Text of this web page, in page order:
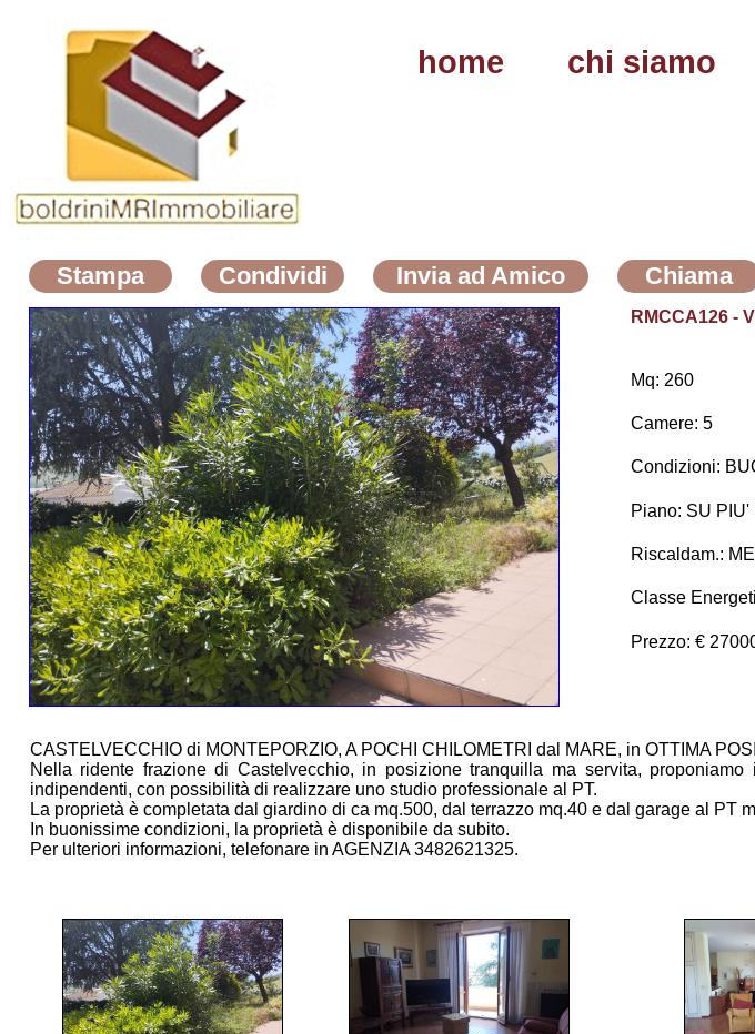
home chi siamo
Stampa Condividi Invia ad Amico Chiama
RMCCA126 -
Mq: 260
Camere: 5
Condizioni:
Piano: SU PIU'
Riscaldam.:
Classe
Prezzo: €
CASTELVECCHIO di MONTEPORZIO, A POCHI CHILOMETRI dal MARE, in OTTIMA
Nella ridente frazione di Castelvecchio, in posizione tranquilla ma servita,
indipendenti, con possibilità di realizzare uno studio professionale al PT.
La proprietà è completata dal giardino di ca mq.500, dal terrazzo mq.40 e dal garage al PT
In buonissime condizioni, la proprietà è disponibile da subito.
Per ulteriori informazioni, telefonare in AGENZIA 3482621325.